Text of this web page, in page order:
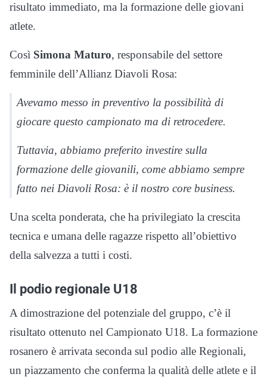
risultato immediato, ma la formazione delle giovani
atlete.
Così Simona Maturo, responsabile del settore
femminile dell’Allianz Diavoli Rosa:
Avevamo messo in preventivo la possibilità di
giocare questo campionato ma di retrocedere.
Tuttavia, abbiamo preferito investire sulla
formazione delle giovanili, come abbiamo sempre
fatto nei Diavoli Rosa: è il nostro core business.
Una scelta ponderata, che ha privilegiato la crescita
tecnica e umana delle ragazze rispetto all’obiettivo
della salvezza a tutti i costi.
Il podio regionale U18
A dimostrazione del potenziale del gruppo, c’è il
risultato ottenuto nel Campionato U18. La formazione
rosanero è arrivata seconda sul podio alle Regionali,
un piazzamento che conferma la qualità delle atlete e il